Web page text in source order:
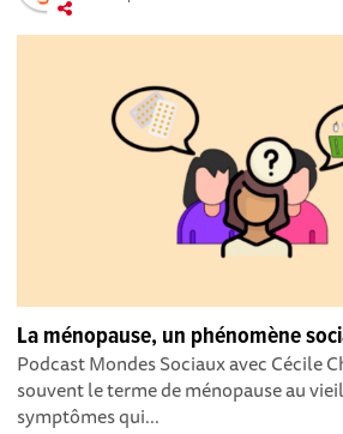
La ménopause, un phénomène
Podcast Mondes Sociaux avec Cécile
souvent le terme de ménopause au
symptômes qui...